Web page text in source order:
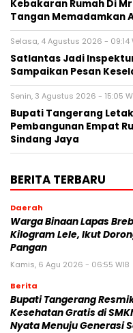
Kebakaran Rumah Di
Tangan Memadamkan
Selasa, 4 Agustus 2026 - 09:14
Satlantas Jadi
Sampaikan Pesan
Senin, 3 Agustus 2026 - 15:05
Bupati Tangerang
Pembangunan Empat
Sindang Jaya
BERITA TERBARU
Daerah
Warga Binaan Lapas
Kilogram Lele, Ikut
Pangan
Kamis, 6 Agu 2026 - 06:55 WIB
Berita
‎Bupati Tangerang
Kesehatan Gratis di
Nyata Menuju Generasi